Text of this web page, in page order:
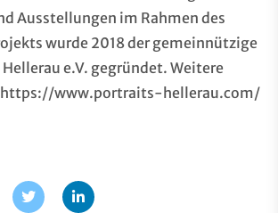
Ausstellungen im Rahmen des
wurde 2018 der gemeinnützige
e.V. gegründet. Weitere
https://www.portraits-hellerau.com/